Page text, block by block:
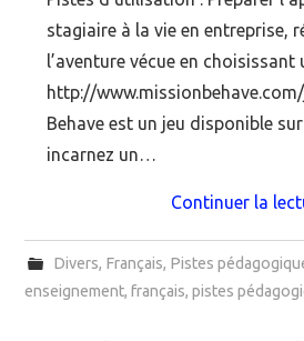
stagiaire à la vie en entreprise,
l’aventure vécue en choisissant
http://
Behave est un jeu disponible
incarnez un…
Continuer la
Divers, Français, Pistes
enseignement,français,pistes